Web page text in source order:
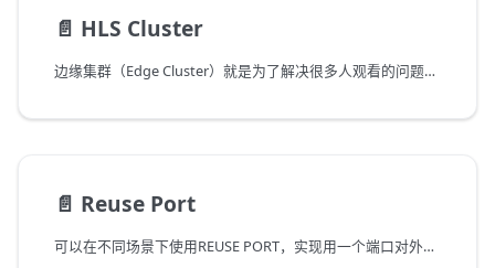
📄️ HLS Cluster
边缘集群（Edge Cluster）就是为了解决很多人观看的问题，可以支持非常多的人观看直播流。注意：
📄️ Reuse Port
可以在不同场景下使用REUSE PORT，实现用一个端口对外服务。